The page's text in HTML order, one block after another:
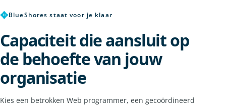
✥BlueShores staat voor je klaar
Capaciteit die aansluit op
de behoefte van jouw
organisatie
Kies een betrokken Web programmer, een gecoördineerd